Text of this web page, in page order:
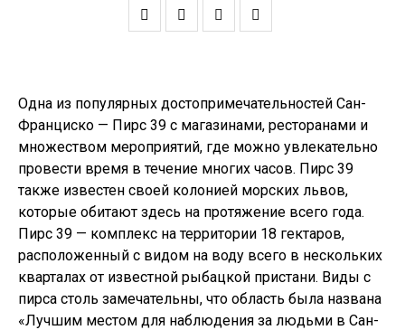
Одна из популярных достопримечательностей Сан-
Франциско — Пирс 39 с магазинами, ресторанами и
множеством мероприятий, где можно увлекательно
провести время в течение многих часов. Пирс 39
также известен своей колонией морских львов,
которые обитают здесь на протяжение всего года.
Пирс 39 — комплекс на территории 18 гектаров,
расположенный с видом на воду всего в нескольких
кварталах от известной рыбацкой пристани. Виды с
пирса столь замечательны, что область была названа
«Лучшим местом для наблюдения за людьми в Сан-